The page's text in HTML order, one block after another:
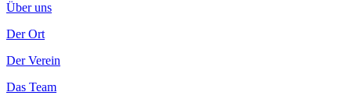
Über uns
Der Ort
Der Verein
Das Team